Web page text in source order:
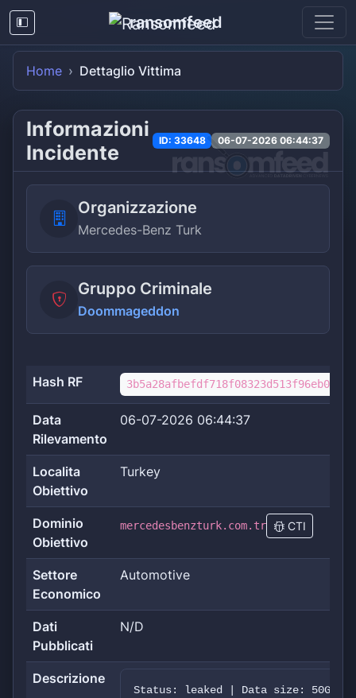
ransomfeed
Home Dettaglio Vittima
Informazioni
Incidente
ID: 33648 06-07-2026 06:44:37
Organizzazione
Mercedes-Benz Turk
Gruppo Criminale
Doommageddon
Hash RF
Data
Rilevamento
06-07-2026 06:44:37
Localita
Obiettivo
Turkey
Dominio
Obiettivo
mercedesbenzturk.com.tr CTI
Settore
Economico
Automotive
Dati
Pubblicati
N/D
Descrizione
Status: leaked | Data size: